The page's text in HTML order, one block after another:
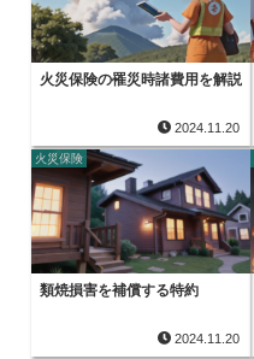
火災保険の罹災時諸費用を解説
2024.11.20
火災保険
類焼損害を補償する特約
2024.11.20